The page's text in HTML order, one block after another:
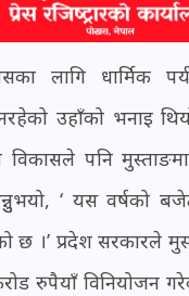
लागि धार्मिक
उहाँको भनाइ
पनि मुस्ताङमा
‘ यस वर्षको
छ ।’ प्रदेश सरकारले
रुपैयाँ विनियोजन